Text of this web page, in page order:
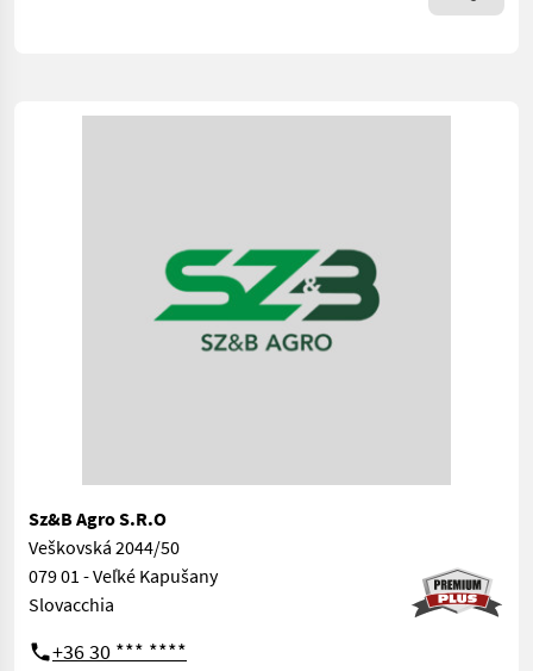
Sz&B Agro S.R.O
Veškovská 2044/50
079 01 - Veľké Kapušany
Slovacchia
+36 30 *** ****